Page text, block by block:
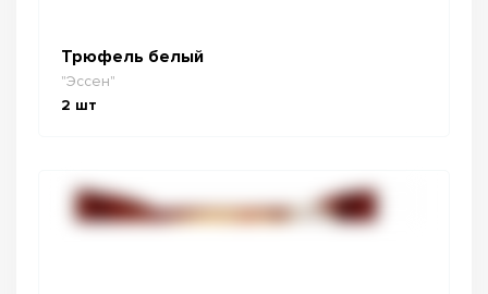
Трюфель белый
"Эссен"
2 шт